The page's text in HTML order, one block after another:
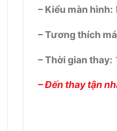
– Kiểu màn hình:
– Tương thích
– Thời gian thay:
– Đến thay tận